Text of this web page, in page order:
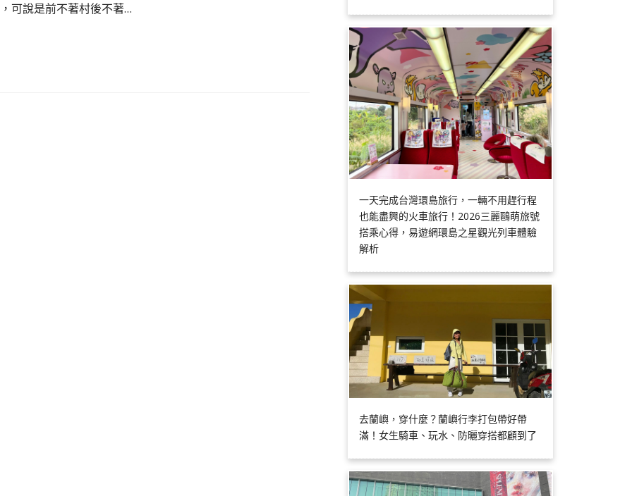
可說是前不著村後不著…
一天完成台灣環島旅行，一輛不用趕行程
也能盡興的火車旅行！2026三麗鷗萌旅號
搭乘心得，易遊網環島之星觀光列車體驗
解析
去蘭嶼，穿什麼？蘭嶼行李打包帶好帶
滿！女生騎車、玩水、防曬穿搭都顧到了